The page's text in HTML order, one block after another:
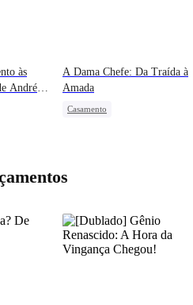
às
André e
A Dama Chefe: Da Traída à
Amada
Casamento